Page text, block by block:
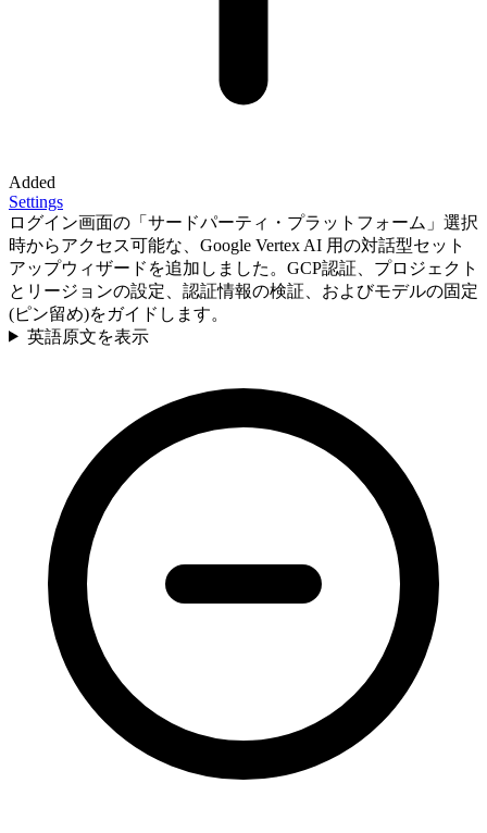
Added
Settings
ログイン画面の「サードパーティ・プラットフォーム」選択
時からアクセス可能な、Google Vertex AI 用の対話型セット
アップウィザードを追加しました。GCP認証、プロジェクト
とリージョンの設定、認証情報の検証、およびモデルの固定
(ピン留め)をガイドします。
英語原文を表示